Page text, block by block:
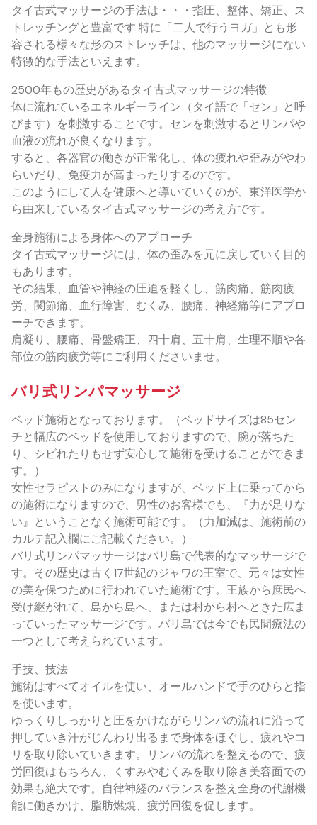
タイ古式マッサージの手法は・・・指圧、整体、矯正、ス
トレッチングと豊富です 特に「二人で行うヨガ」とも形
容される様々な形のストレッチは、他のマッサージにない
特徴的な手法といえます。
2500年もの歴史があるタイ古式マッサージの特徴
体に流れているエネルギーライン（タイ語で「セン」と呼
びます）を刺激することです。センを刺激するとリンパや
血液の流れが良くなります。
すると、各器官の働きが正常化し、体の疲れや歪みがやわ
らいだり、免疫力が高まったりするのです。
このようにして人を健康へと導いていくのが、東洋医学か
ら由来しているタイ古式マッサージの考え方です。
全身施術による身体へのアプローチ
タイ古式マッサージには、体の歪みを元に戻していく目的
もあります。
その結果、血管や神経の圧迫を軽くし、筋肉痛、筋肉疲
労、関節痛、血行障害、むくみ、腰痛、神経痛等にアプロ
ーチできます。
肩凝り、腰痛、骨盤矯正、四十肩、五十肩、生理不順や各
部位の筋肉疲労等にご利用くださいませ。
バリ式リンパマッサージ
ベッド施術となっております。（ベッドサイズは85セン
チと幅広のベッドを使用しておりますので、腕が落ちた
り、シビれたりもせず安心して施術を受けることができま
す。）
女性セラピストのみになりますが、ベッド上に乗ってから
の施術になりますので、男性のお客様でも、『力が足りな
い』ということなく施術可能です。（力加減は、施術前の
カルテ記入欄にご記載ください。）
バリ式リンパマッサージはバリ島で代表的なマッサージで
す。その歴史は古く17世紀のジャワの王室で、元々は女性
の美を保つために行われていた施術です。王族から庶民へ
受け継がれて、島から島へ、または村から村へときた広ま
っていったマッサージです。バリ島では今でも民間療法の
一つとして考えられています。
手技、技法
施術はすべてオイルを使い、オールハンドで手のひらと指
を使います。
ゆっくりしっかりと圧をかけながらリンパの流れに沿って
押していき汗がじんわり出るまで身体をほぐし、疲れやコ
リを取り除いていきます。リンパの流れを整えるので、疲
労回復はもちろん、くすみやむくみを取り除き美容面での
効果も絶大です。自律神経のバランスを整え全身の代謝機
能に働きかけ、脂肪燃焼、疲労回復を促します。